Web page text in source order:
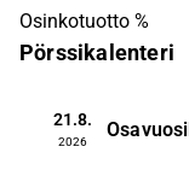
Osinkotuotto %
Pörssikalenteri
21.8.
2026